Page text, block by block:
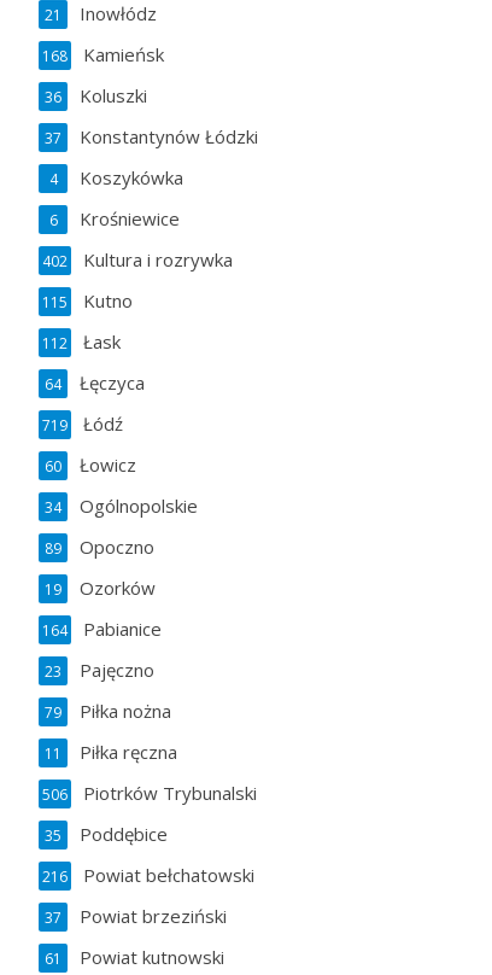
Inowłódz
21
Kamieńsk
168
Koluszki
36
Konstantynów Łódzki
37
Koszykówka
4
Krośniewice
6
Kultura i rozrywka
402
Kutno
115
Łask
112
Łęczyca
64
Łódź
719
Łowicz
60
Ogólnopolskie
34
Opoczno
89
Ozorków
19
Pabianice
164
Pajęczno
23
Piłka nożna
79
Piłka ręczna
11
Piotrków Trybunalski
506
Poddębice
35
Powiat bełchatowski
216
Powiat brzeziński
37
Powiat kutnowski
61